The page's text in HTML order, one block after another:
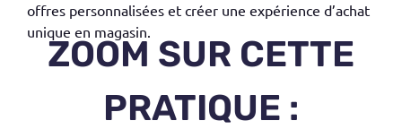
offres personnalisées et créer une expérience d’achat
unique en magasin.
ZOOM SUR CETTE
PRATIQUE :